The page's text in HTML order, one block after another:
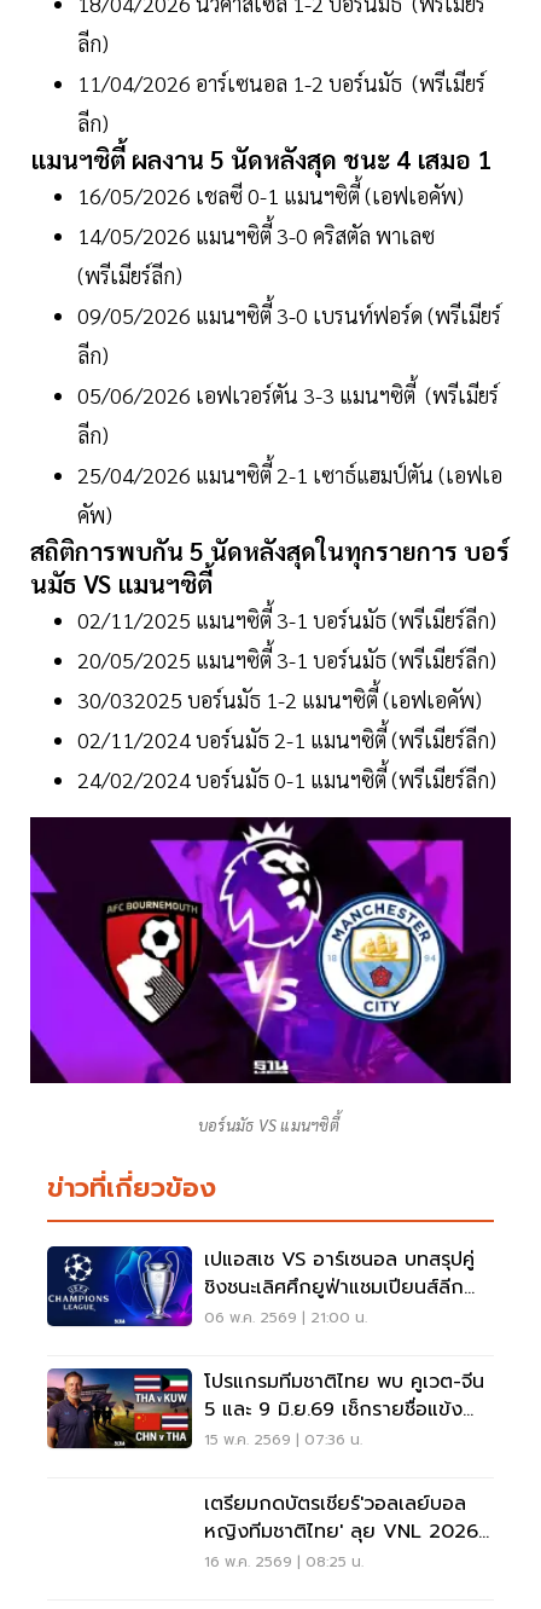
ลีก)
11/04/2026 อาร์เซนอล 1-2 บอร์นมัธ (พรีเมียร์
ลีก)
แมนฯซิตี้ ผลงาน 5 นัดหลังสุด ชนะ 4 เสมอ 1
16/05/2026 เชลซี 0-1 แมนฯซิตี้ (เอฟเอคัพ)
14/05/2026 แมนฯซิตี้ 3-0 คริสตัล พาเลซ
(พรีเมียร์ลีก)
09/05/2026 แมนฯซิตี้ 3-0 เบรนท์ฟอร์ด (พรีเมียร์
ลีก)
05/06/2026 เอฟเวอร์ตัน 3-3 แมนฯซิตี้ (พรีเมียร์
ลีก)
25/04/2026 แมนฯซิตี้ 2-1 เซาธ์แฮมป์ตัน (เอฟเอ
คัพ)
สถิติการพบกัน 5 นัดหลังสุดในทุกรายการ บอร์
นมัธ VS แมนฯซิตี้
02/11/2025 แมนฯซิตี้ 3-1 บอร์นมัธ (พรีเมียร์ลีก)
20/05/2025 แมนฯซิตี้ 3-1 บอร์นมัธ (พรีเมียร์ลีก)
30/032025 บอร์นมัธ 1-2 แมนฯซิตี้ (เอฟเอคัพ)
02/11/2024 บอร์นมัธ 2-1 แมนฯซิตี้ (พรีเมียร์ลีก)
24/02/2024 บอร์นมัธ 0-1 แมนฯซิตี้ (พรีเมียร์ลีก)
บอร์นมัธ VS แมนฯซิตี้
ข่าวที่เกี่ยวข้อง
เปแอสเช VS อาร์เซนอล บทสรุปคู่
ชิงชนะเลิศศึกยูฟ่าแชมเปียนส์ลีก
UCL2025/26
06 พ.ค. 2569 | 21:00 น.
โปรแกรมทีมชาติไทย พบ คูเวต-จีน
5 และ 9 มิ.ย.69 เช็กรายชื่อแข้ง
ช้างศึกที่นี่
15 พ.ค. 2569 | 07:36 น.
เตรียมกดบัตรเชียร์'วอลเลย์บอล
หญิงทีมชาติไทย' ลุย VNL 2026
เช็กราคา ตารางแข่ง
16 พ.ค. 2569 | 08:25 น.